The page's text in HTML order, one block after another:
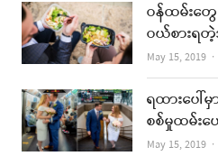
ဝန်ထမ်း
ဝယ်စားရတဲ့
May 15, 2019
ရထားပေါ်
စစ်မှုထမ်းဟ
May 15, 2019